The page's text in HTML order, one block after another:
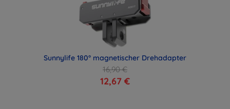
Sunnylife 180° magnetischer Drehadapter
16,90 €
12,67 €